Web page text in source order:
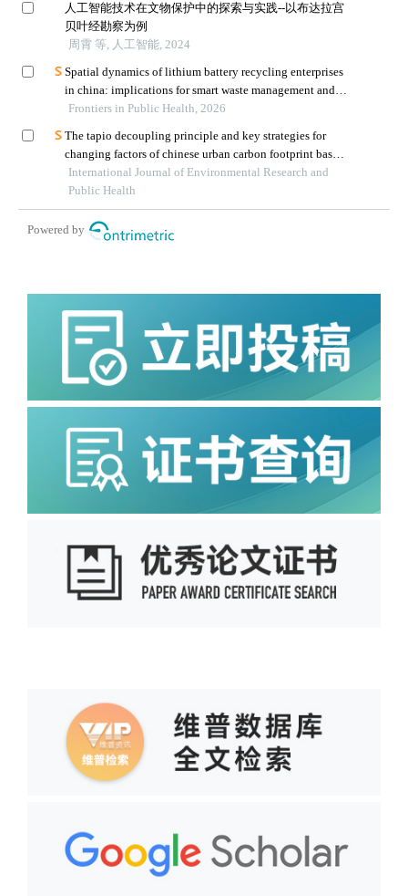
人工智能技术在文物保护中的探索与实践--以布达拉宫
贝叶经勘察为例
周霄 等, 人工智能, 2024
Spatial dynamics of lithium battery recycling enterprises
in china: implications for smart waste management and
public health
Frontiers in Public Health, 2026
The tapio decoupling principle and key strategies for
changing factors of chinese urban carbon footprint based
on cloud computing
International Journal of Environmental Research and
Public Health
Powered by